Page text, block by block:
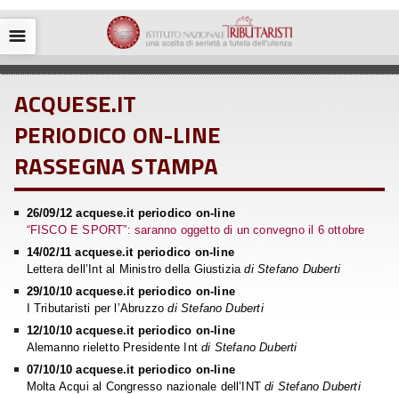
☰
ACQUESE.IT
PERIODICO ON-LINE
RASSEGNA STAMPA
26/09/12 acquese.it periodico on-line
“FISCO E SPORT”: saranno oggetto di un convegno il 6 ottobre
14/02/11 acquese.it periodico on-line
Lettera dell’Int al Ministro della Giustiziadi Stefano Duberti
29/10/10 acquese.it periodico on-line
I Tributaristi per l’Abruzzodi Stefano Duberti
12/10/10 acquese.it periodico on-line
Alemanno rieletto Presidente Intdi Stefano Duberti
07/10/10 acquese.it periodico on-line
Molta Acqui al Congresso nazionale dell’INTdi Stefano Duberti